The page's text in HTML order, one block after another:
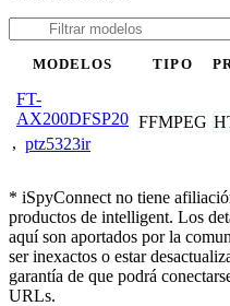
MODELOS TIPO
FT-
AX200DFSP20
, ptz5323ir
FFMPEG
* iSpyConnect no tiene
productos de intelligent. Los
aquí son aportados por la
ser inexactos o estar
garantía de que podrá
URLs.